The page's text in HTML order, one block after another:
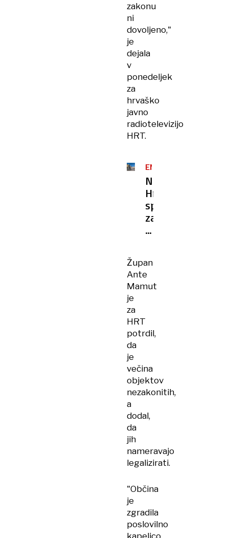
zakonu
ni
dovoljeno,"
je
dejala
v
ponedeljek
za
hrvaško
javno
radiotelevizijo
HRT.
ENERGIJSKE
PIJAČE
Na
Hrvaškem
sprejemajo
zakon,
zaradi
morali
v
lokalih
gostov
Župan
Ante
Mamut
je
za
HRT
potrdil,
da
je
večina
objektov
nezakonitih,
a
dodal,
da
jih
nameravajo
legalizirati.
"Občina
je
zgradila
poslovilno
kapelico.